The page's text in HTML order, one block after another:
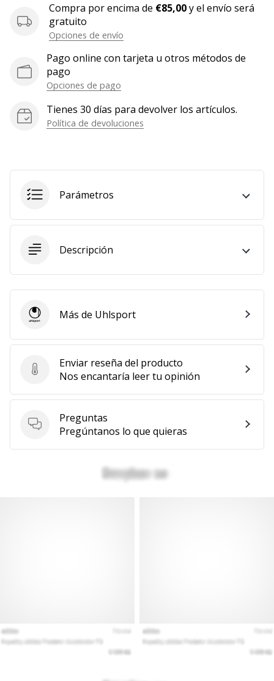
jugón?
¡Te
queremos
nuestro
equipo!
Compra por encima de €85,00y el envío será
gratuito
Opciones de envío
Pago online con tarjeta u otros métodos de
pago
Opciones de pago
Tienes 30 días para devolver los artículos.
Política de devoluciones
Parámetros
Descripción
Enviar reseña del producto
Enviar reseña del producto
Nos encantaría leer tu opinión
Preguntas
Preguntas
Pregúntanos lo que quieras
UhlsportMás de Uhlsport